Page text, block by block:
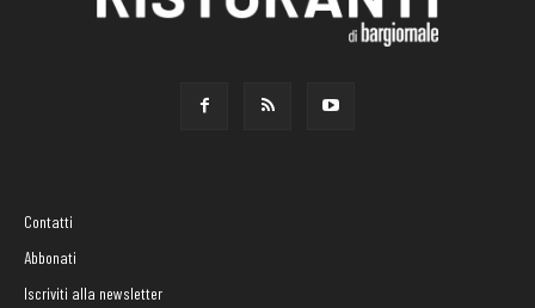
Contatti
Abbonati
Iscriviti alla newsletter